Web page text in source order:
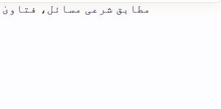
مطابق شرعی مسائل،